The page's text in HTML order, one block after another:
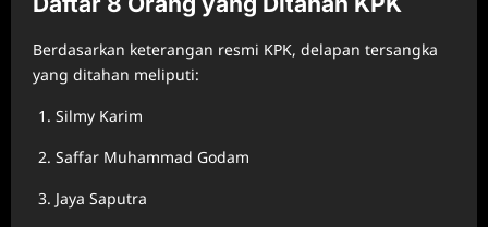
Berdasarkan keterangan resmi KPK, delapan tersangka
yang ditahan meliputi:
Silmy Karim
Saffar Muhammad Godam
Jaya Saputra